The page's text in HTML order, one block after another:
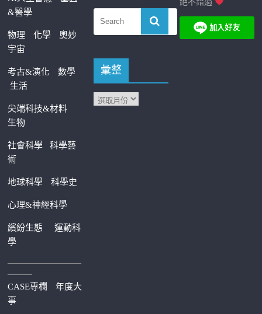
&醫學
物理 化學
奧妙
宇宙
考古&演化
數學
生活
尖端科技&材料
生物
社會科學科學藝
術
地球科學 科學史
心理&神經科學
繽紛生態運動科
學
—————————
———
CASE專欄
年度大
事
彙整
絕不錯過